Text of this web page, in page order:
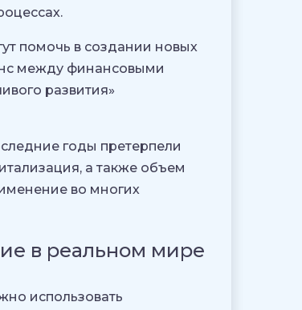
помочь в создании новых
между финансовыми
развития»
годы претерпели
а также объем
во многих
в реальном мире
использовать